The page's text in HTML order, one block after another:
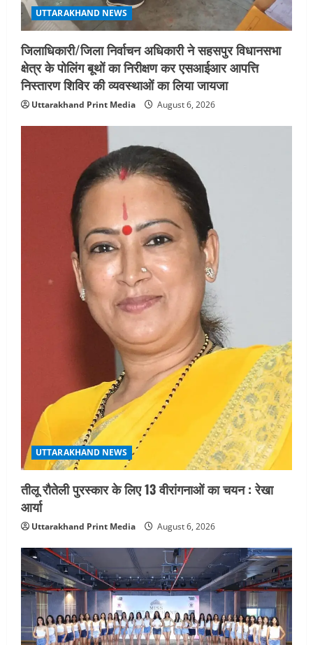
UTTARAKHAND NEWS
जिलाधिकारी/जिला निर्वाचन अधिकारी ने सहसपुर विधानसभा
क्षेत्र के पोलिंग बूथों का निरीक्षण कर एसआईआर आपत्ति
निस्तारण शिविर की व्यवस्थाओं का लिया जायजा
Uttarakhand Print Media August 6, 2026
UTTARAKHAND NEWS
तीलू रौतेली पुरस्कार के लिए 13 वीरांगनाओं का चयन : रेखा
आर्या
Uttarakhand Print Media August 6, 2026